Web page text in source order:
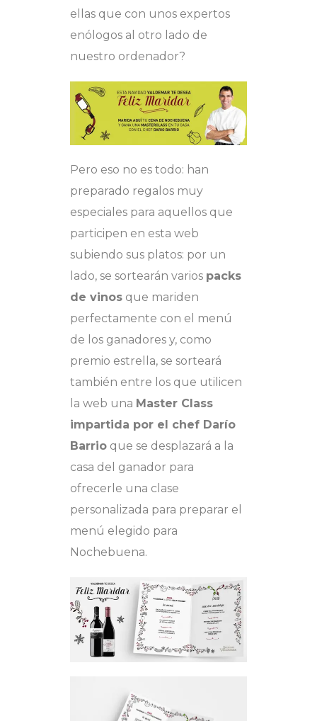
ellas que con unos expertos
enólogos al otro lado de
nuestro ordenador?
Pero eso no es todo: han
preparado regalos muy
especiales para aquellos que
participen en esta web
subiendo sus platos: por un
lado, se sortearán varios packs
de vinos que mariden
perfectamente con el menú
de los ganadores y, como
premio estrella, se sorteará
también entre los que utilicen
la web una Master Class
impartida por el chef Darío
Barrio que se desplazará a la
casa del ganador para
ofrecerle una clase
personalizada para preparar el
menú elegido para
Nochebuena.